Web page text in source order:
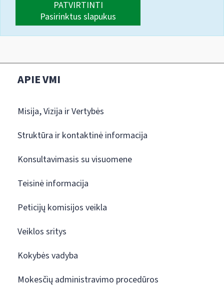
PATVIRTINTI
Pasirinktus slapukus
APIE VMI
Misija, Vizija ir Vertybės
Struktūra ir kontaktinė informacija
Konsultavimasis su visuomene
Teisinė informacija
Peticijų komisijos veikla
Veiklos sritys
Kokybės vadyba
Mokesčių administravimo procedūros